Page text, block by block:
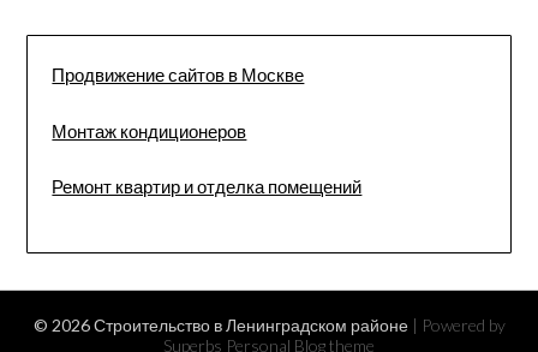
Продвижение сайтов в Москве
Монтаж кондиционеров
Ремонт квартир и отделка помещений
© 2026 Строительство в Ленинградском районе | Powered by
Superbs Personal Blog theme